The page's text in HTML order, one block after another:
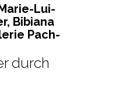
Lui­
Bi­bia­na
Pach­
durch